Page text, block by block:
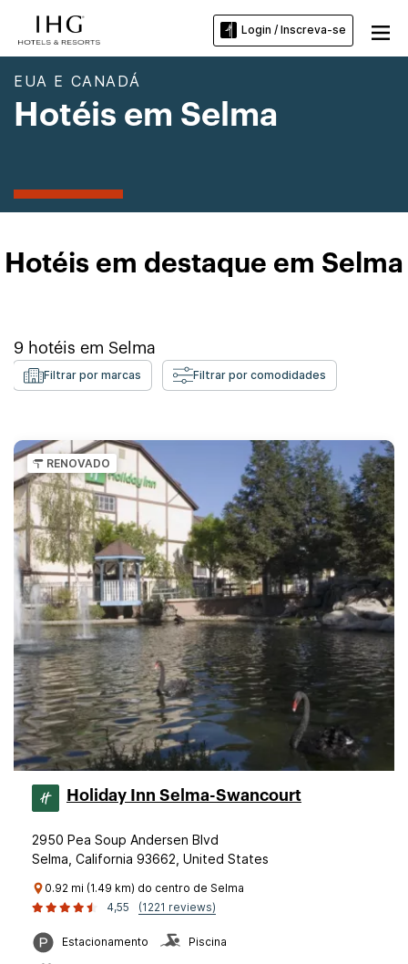
Login / Inscreva-se
EUA E CANADÁ
Hotéis em Selma
Hotéis em destaque em Selma
9 hotéis em Selma
Filtrar por marcas Filtrar por comodidades
RENOVADO
Holiday Inn Selma-Swancourt
2950 Pea Soup Andersen Blvd
Selma, California 93662, United States
0.92 mi (1.49 km) do centro de Selma
4,55
(1221 reviews)
Estacionamento Piscina